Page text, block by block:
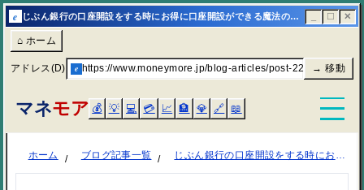
e じぶん銀行の口座開設をする時にお得に口座開設ができる魔法のような方法 | マネモア ☐ ✕
⌂ ホーム
アドレス(D) e https://www.moneymore.jp/blog-articles/post-2248/→ 移動
マネモア 💰 💡 💻 💳 📈 🏦 💎 🔗 📖
ホーム ブログ記事一覧 じぶん銀行の口座開設をする時にお得に口座開設ができる魔法のような方法